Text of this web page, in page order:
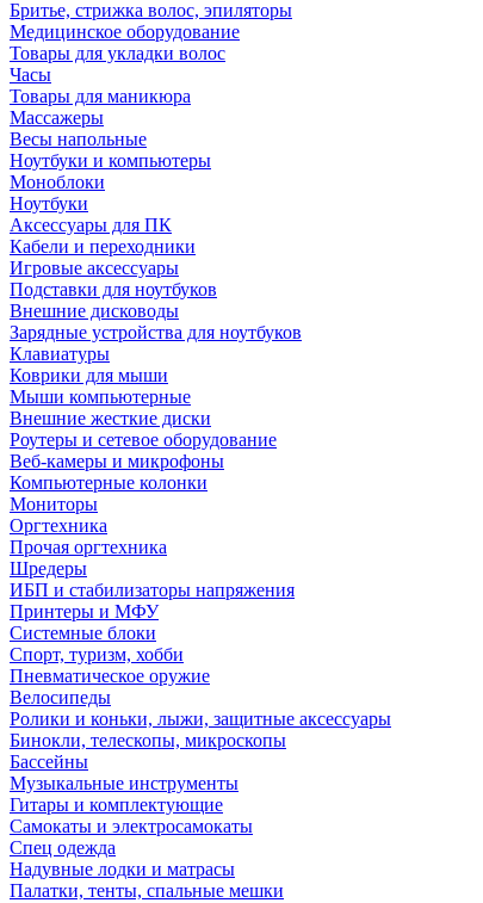
Бритье, стрижка волос, эпиляторы
Медицинское оборудование
Товары для укладки волос
Часы
Товары для маникюра
Массажеры
Весы напольные
Ноутбуки и компьютеры
Моноблоки
Ноутбуки
Аксессуары для ПК
Кабели и переходники
Игровые аксессуары
Подставки для ноутбуков
Внешние дисководы
Зарядные устройства для ноутбуков
Клавиатуры
Коврики для мыши
Мыши компьютерные
Внешние жесткие диски
Роутеры и сетевое оборудование
Веб-камеры и микрофоны
Компьютерные колонки
Мониторы
Оргтехника
Прочая оргтехника
Шредеры
ИБП и стабилизаторы напряжения
Принтеры и МФУ
Системные блоки
Спорт, туризм, хобби
Пневматическое оружие
Велосипеды
Ролики и коньки, лыжи, защитные аксессуары
Бинокли, телескопы, микроскопы
Бассейны
Музыкальные инструменты
Гитары и комплектующие
Самокаты и электросамокаты
Спец одежда
Надувные лодки и матрасы
Палатки, тенты, спальные мешки